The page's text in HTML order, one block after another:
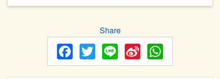
Share
Facebook
Twitter
LineSina
Weibo